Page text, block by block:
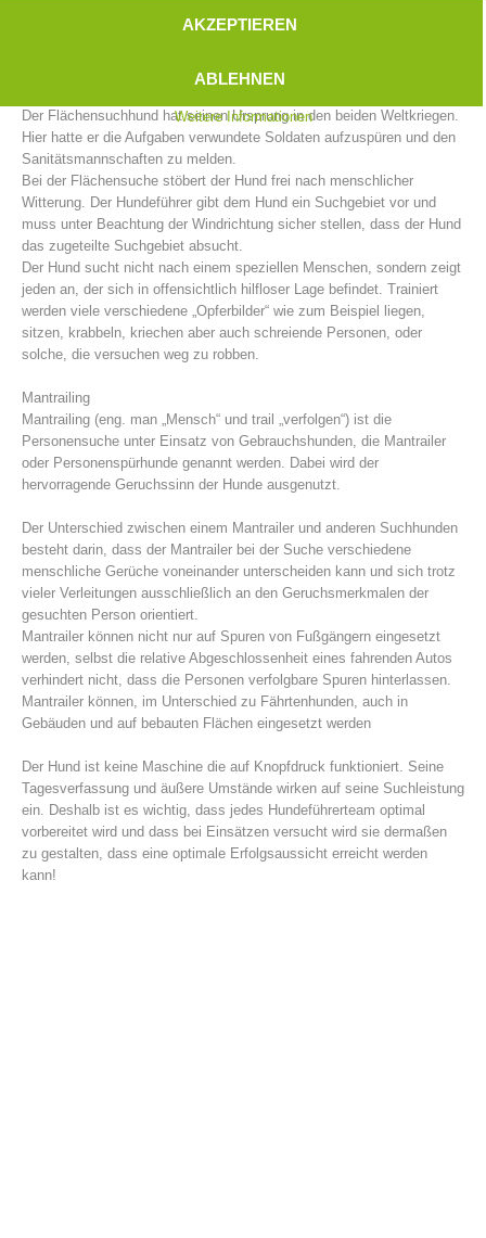
Alarmierung
Hunden, Sondierketten, LVS-Suchteams und anderen störenden
Der Flächensuchhund hat seinen Ursprung in den beiden Weltkriegen.
Hier hatte er die Aufgaben verwundete Soldaten aufzuspüren und den
Sanitätsmannschaften zu melden.
Bei der Flächensuche stöbert der Hund frei nach menschlicher
Witterung. Der Hundeführer gibt dem Hund ein Suchgebiet vor und
muss unter Beachtung der Windrichtung sicher stellen, dass der Hund
das zugeteilte Suchgebiet absucht.
Der Hund sucht nicht nach einem speziellen Menschen, sondern zeigt
jeden an, der sich in offensichtlich hilfloser Lage befindet. Trainiert
werden viele verschiedene „Opferbilder“ wie zum Beispiel liegen,
sitzen, krabbeln, kriechen aber auch schreiende Personen, oder
solche, die versuchen weg zu robben.
Mantrailing
Mantrailing (eng. man „Mensch“ und trail „verfolgen“) ist die
Personensuche unter Einsatz von Gebrauchshunden, die Mantrailer
oder Personenspürhunde genannt werden. Dabei wird der
hervorragende Geruchssinn der Hunde ausgenutzt.
Der Unterschied zwischen einem Mantrailer und anderen Suchhunden
besteht darin, dass der Mantrailer bei der Suche verschiedene
menschliche Gerüche voneinander unterscheiden kann und sich trotz
vieler Verleitungen ausschließlich an den Geruchsmerkmalen der
gesuchten Person orientiert.
Mantrailer können nicht nur auf Spuren von Fußgängern eingesetzt
werden, selbst die relative Abgeschlossenheit eines fahrenden Autos
verhindert nicht, dass die Personen verfolgbare Spuren hinterlassen.
Mantrailer können, im Unterschied zu Fährtenhunden, auch in
Gebäuden und auf bebauten Flächen eingesetzt werden
Der Hund ist keine Maschine die auf Knopfdruck funktioniert. Seine
Tagesverfassung und äußere Umstände wirken auf seine Suchleistung
ein. Deshalb ist es wichtig, dass jedes Hundeführerteam optimal
vorbereitet wird und dass bei Einsätzen versucht wird sie dermaßen
zu gestalten, dass eine optimale Erfolgsaussicht erreicht werden
kann!
AKZEPTIEREN
ABLEHNEN
Weitere Informationen